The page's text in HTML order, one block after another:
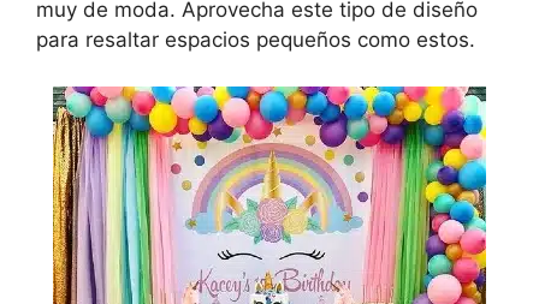
muy de moda. Aprovecha este tipo de diseño
para resaltar espacios pequeños como estos.